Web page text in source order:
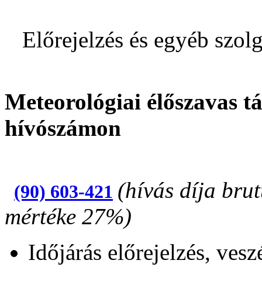
Előrejelzés és egyéb
Meteorológiai élőszavas
hívószámon
(90) 603-421 (hívás díja
mértéke 27%)
Időjárás előrejelzés,